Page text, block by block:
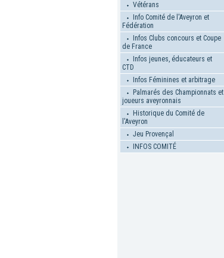
Vétérans
Info Comité de l'Aveyron et
Fédération
Infos Clubs concours et Coupe
de France
Infos jeunes, éducateurs et
CTD
Infos Féminines et arbitrage
Palmarés des Championnats et
joueurs aveyronnais
Historique du Comité de
l'Aveyron
Jeu Provençal
INFOS COMITÉ